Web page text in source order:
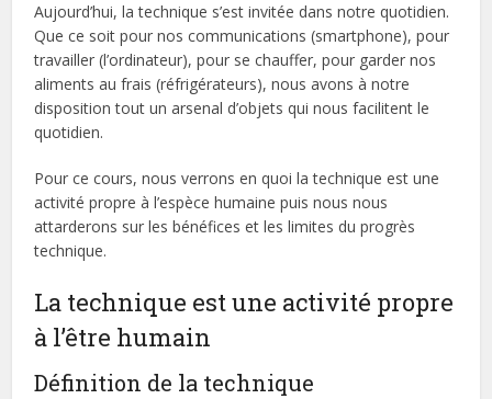
Aujourd’hui, la technique s’est invitée dans notre quotidien.
Que ce soit pour nos communications (smartphone), pour
travailler (l’ordinateur), pour se chauffer, pour garder nos
aliments au frais (réfrigérateurs), nous avons à notre
disposition tout un arsenal d’objets qui nous facilitent le
quotidien.
Pour ce cours, nous verrons en quoi la technique est une
activité propre à l’espèce humaine puis nous nous
attarderons sur les bénéfices et les limites du progrès
technique.
La technique est une activité propre
à l’être humain
Définition de la technique